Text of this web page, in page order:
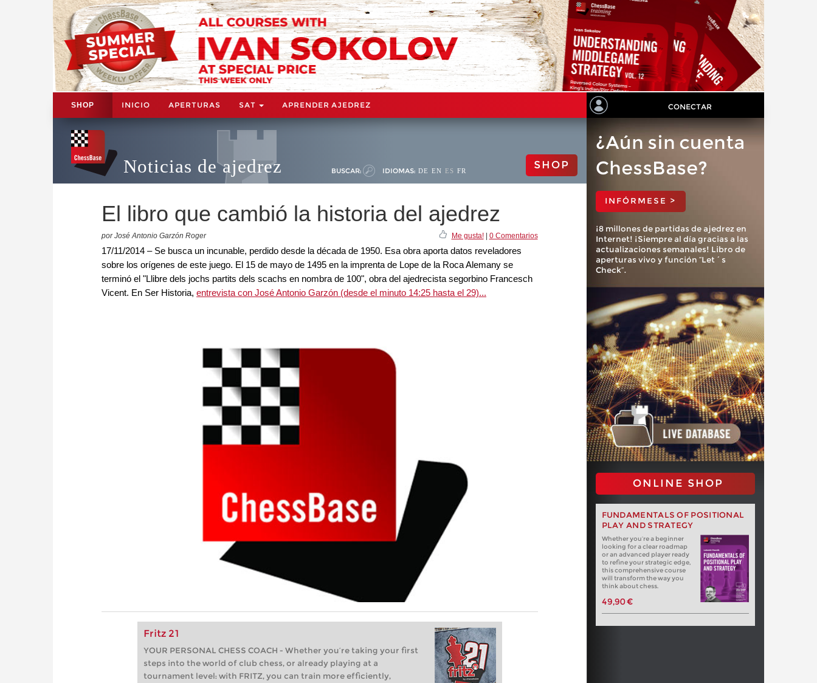
SHOP INICIO APERTURAS SAT APRENDER AJEDREZ CONECTAR
Noticias de ajedrez BUSCAR: IDIOMAS: DE EN ES FR SHOP
El libro que cambió la historia del ajedrez
por José Antonio Garzón Roger Me gusta!| 0 Comentarios
17/11/2014 – Se busca un incunable, perdido desde la década de 1950. Esa obra aporta datos reveladores
sobre los orígenes de este juego. El 15 de mayo de 1495 en la imprenta de Lope de la Roca Alemany se
terminó el "Llibre dels jochs partits dels scachs en nombra de 100", obra del ajedrecista segorbino Francesch
Vicent. En Ser Historia, entrevista con José Antonio Garzón (desde el minuto 14:25 hasta el 29)...
Fritz 21
YOUR PERSONAL CHESS COACH - Whether you’re taking your first
steps into the world of club chess, or already playing at a
tournament level: with FRITZ, you can train more efficiently,
¿Aún sin cuenta
ChessBase?
INFÓRMESE >
¡8 millones de partidas de ajedrez en
Internet! ¡Siempre al día gracias a las
actualizaciones semanales! Libro de
aperturas vivo y función “Let´s
Check”.
ONLINE SHOP
FUNDAMENTALS OF POSITIONAL
PLAY AND STRATEGY
Whether you‘re a beginner
looking for a clear roadmap
or an advanced player ready
to refine your strategic edge,
this comprehensive course
will transform the way you
think about chess.
49,90 €